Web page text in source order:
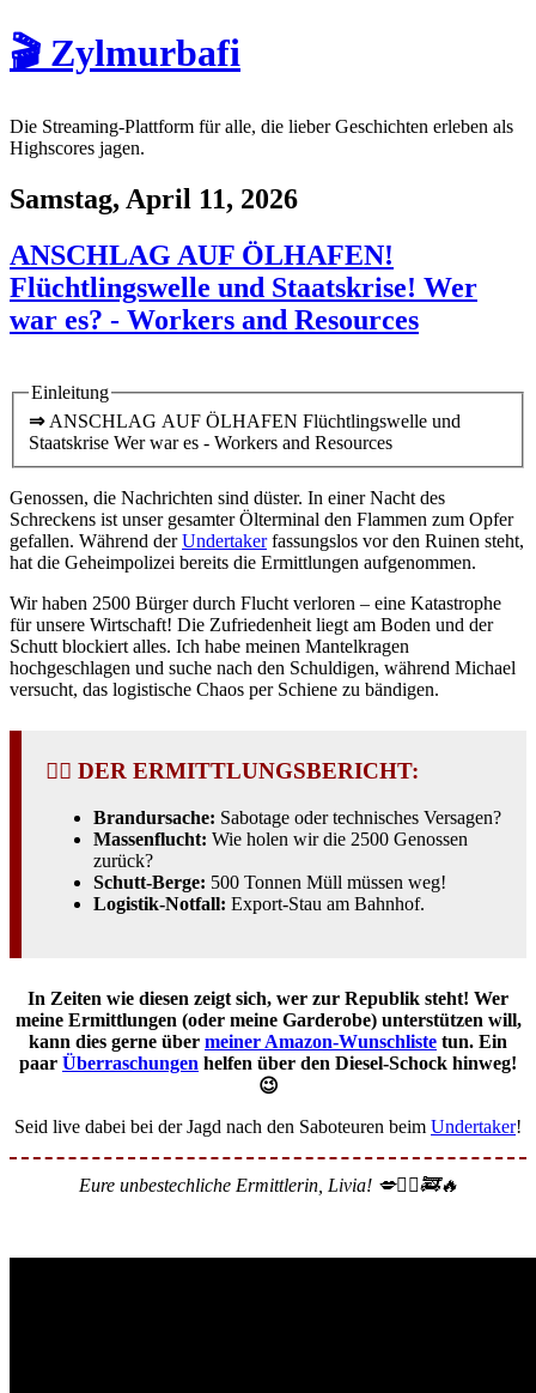
🎬 Zylmurbafi
Die Streaming-Plattform für alle, die lieber Geschichten erleben als
Highscores jagen.
Samstag, April 11, 2026
ANSCHLAG AUF ÖLHAFEN!
Flüchtlingswelle und Staatskrise! Wer
war es? - Workers and Resources
Einleitung
⇒ANSCHLAG AUF ÖLHAFEN Flüchtlingswelle und
Staatskrise Wer war es - Workers and Resources
Genossen, die Nachrichten sind düster. In einer Nacht des
Schreckens ist unser gesamter Ölterminal den Flammen zum Opfer
gefallen. Während derUndertakerfassungslos vor den Ruinen steht,
hat die Geheimpolizei bereits die Ermittlungen aufgenommen.
Wir haben 2500 Bürger durch Flucht verloren – eine Katastrophe
für unsere Wirtschaft! Die Zufriedenheit liegt am Boden und der
Schutt blockiert alles. Ich habe meinen Mantelkragen
hochgeschlagen und suche nach den Schuldigen, während Michael
versucht, das logistische Chaos per Schiene zu bändigen.
🕵️‍♀️ DER ERMITTLUNGSBERICHT:
Brandursache: Sabotage oder technisches Versagen?
Massenflucht: Wie holen wir die 2500 Genossen
zurück?
Schutt-Berge: 500 Tonnen Müll müssen weg!
Logistik-Notfall: Export-Stau am Bahnhof.
In Zeiten wie diesen zeigt sich, wer zur Republik steht! Wer
meine Ermittlungen (oder meine Garderobe) unterstützen will,
kann dies gerne über meiner Amazon-Wunschliste tun. Ein
paar Überraschungen helfen über den Diesel-Schock hinweg!
😉
Seid live dabei bei der Jagd nach den Saboteuren beim Undertaker!
Eure unbestechliche Ermittlerin, Livia! 💋🕵️‍♀️🚒🔥